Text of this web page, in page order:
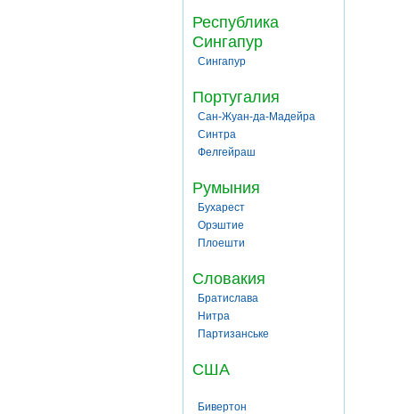
Республика
Сингапур
Сингапур
Португалия
Сан-Жуан-да-Мадейра
Синтра
Фелгейраш
Румыния
Бухарест
Орэштие
Плоешти
Словакия
Братислава
Нитра
Партизанське
США
Бивертон